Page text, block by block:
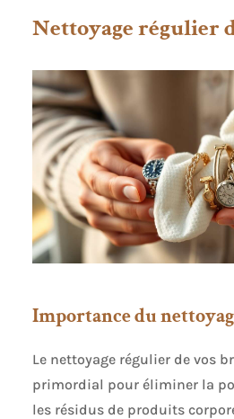
Nettoyage régulier
Importance du
Le nettoyage régulier de vos
primordial pour éliminer la
les résidus de produits